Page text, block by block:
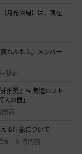
月光浴場】は、現在
もふもふ」メンバー
間前
推奨』🐾 気遣いスト
の器」
間前
る印象について
者 9 時間前